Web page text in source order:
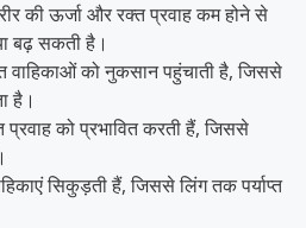
की ऊर्जा और रक्त प्रवाह कम होने से
बढ़ सकती है।
को नुकसान पहुंचाती है, जिससे
है।
प्रवाह को प्रभावित करती हैं, जिससे
सिकुड़ती हैं, जिससे लिंग तक पर्याप्त